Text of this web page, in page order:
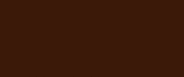
科医院｜歯内療法専門